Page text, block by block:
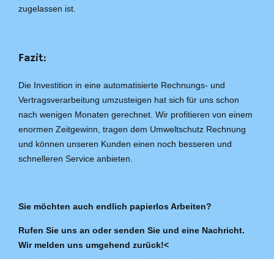
zugelassen ist.
Fazit:
Die Investition in eine automatisierte Rechnungs- und
Vertragsverarbeitung umzusteigen hat sich für uns schon
nach wenigen Monaten gerechnet. Wir profitieren von einem
enormen Zeitgewinn, tragen dem Umweltschutz Rechnung
und können unseren Kunden einen noch besseren und
schnelleren Service anbieten.
Sie möchten auch endlich papierlos Arbeiten?
Rufen Sie uns an oder senden Sie und eine Nachricht.
Wir melden uns umgehend zurück!<